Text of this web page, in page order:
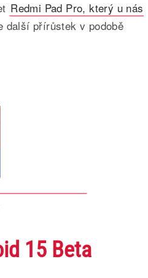
Redmi Pad Pro, který u nás
další přírůstek v podobě
15 Beta